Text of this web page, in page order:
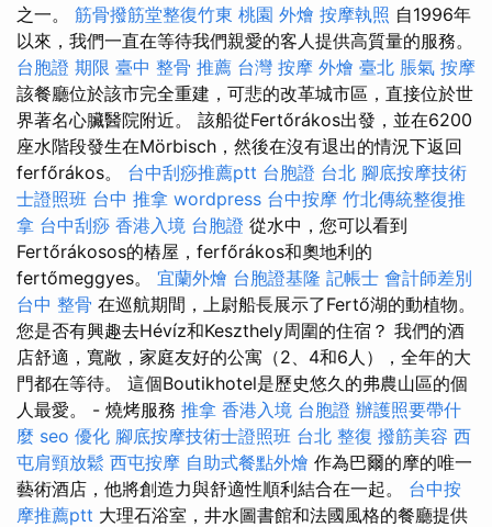
之一。 筋骨撥筋堂整復竹東 桃園 外燴 按摩執照 自1996年
以來，我們一直在等待我們親愛的客人提供高質量的服務。
台胞證 期限 臺中 整骨 推薦 台灣 按摩 外燴 臺北 脹氣 按摩
該餐廳位於該市完全重建，可悲的改革城市區，直接位於世
界著名心臟醫院附近。 該船從Fertőrákos出發，並在6200
座水階段發生在Mörbisch，然後在沒有退出的情況下返回
ferfőrákos。 台中刮痧推薦ptt 台胞證 台北 腳底按摩技術
士證照班 台中 推拿 wordpress 台中按摩 竹北傳統整復推
拿 台中刮痧 香港入境 台胞證 從水中，您可以看到
Fertőrákosos的樁屋，ferfőrákos和奧地利的
fertőmeggyes。 宜蘭外燴 台胞證基隆 記帳士 會計師差別
台中 整骨 在巡航期間，上尉船長展示了Fertő湖的動植物。
您是否有興趣去Hévíz和Keszthely周圍的住宿？ 我們的酒
店舒適，寬敞，家庭友好的公寓（2、4和6人），全年的大
門都在等待。 這個Boutikhotel是歷史悠久的弗農山區的個
人最愛。 - 燒烤服務 推拿 香港入境 台胞證 辦護照要帶什
麼 seo 優化 腳底按摩技術士證照班 台北 整復 撥筋美容 西
屯肩頸放鬆 西屯按摩 自助式餐點外燴 作為巴爾的摩的唯一
藝術酒店，他將創造力與舒適性順利結合在一起。 台中按
摩推薦ptt 大理石浴室，井水圖書館和法國風格的餐廳提供